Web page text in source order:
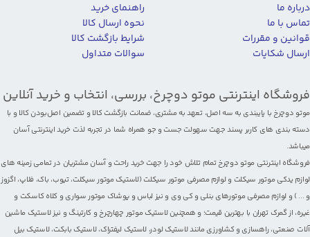
راهنمای خرید
نحوه ارسال کالا
شرایط بازگشت کالا
سوالات متداول
درباره ما
تماس با ما
قوانین و مقررات
ارسال شکایات
فروشگاه اینترنتی موتو دوچرخ، بررسی، انتخاب و خرید آنلاین
موتو دوچرخ با پایبندی به سه اصل، تعهد به مشتری، ضمانت بازگشت کالا و تضمین اصل‌بودن کالا و با
دسته بندی های کاربر پسند جهت سهولت جست و جو همراه شما در تجربه لذت خرید اینترنتی آسان
میباشد.
فروشگاه اینترنتی موتو دوچرخ تمام تلاش خود را جهت خرید راحت و آسان مشتریان در تمامی زمینه های
لوازم یدکی موتور سیکلت ولوازم مصرفی موتور سیکلت(لاستیک موتور سیکلت،تیوب، باک،فلاپ، اگزوز
و ... ) و لوازم مصرفیموتورهای بنلی و کی وی و نیزلباس و پوشاک موتور سواری و کلاه کاسکت و
غیره، از گمرک تهران با بهترین قیمت؛ و همچنینلاستیک موتور چهارچرخ و کارتینگ و نیز لاستیک ماشین
آلات صنعتی، راهسازی و کشاورزی مانندلاستیک لودر، لاستیک لیفتراک،لاستیک بابکت،لاستیک بیل